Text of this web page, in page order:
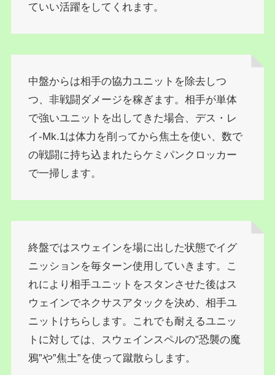
ていい活躍をしてくれます。
中盤からは相手の協力ユニットを除去しつ
つ、非戦闘ダメージを稼ぎます。相手が単体
で強いユニットを出してきた場合、デス・レ
イ‐Mk.1は体力を削ってから焦土を使い、数で
の戦闘に持ち込まれたらケミパンクロッカー
で一掃します。
終盤ではスウェインを場に出した状態でイグ
ニッションを毎ターン使用していきます。こ
れにより相手ユニットをスタンさせた後はス
ウェインでネクサスアタックを決め、相手ユ
ニットけちらします。これでも耐えるユニッ
トに対しては、スウェインスペルの”恐襲の魔
鴉”や”焦土”を使って蹴散らします。